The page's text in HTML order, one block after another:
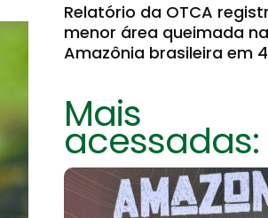
Relatório da OTCA
menor área queimada na
Amazônia brasileira em
Mais
acessadas: